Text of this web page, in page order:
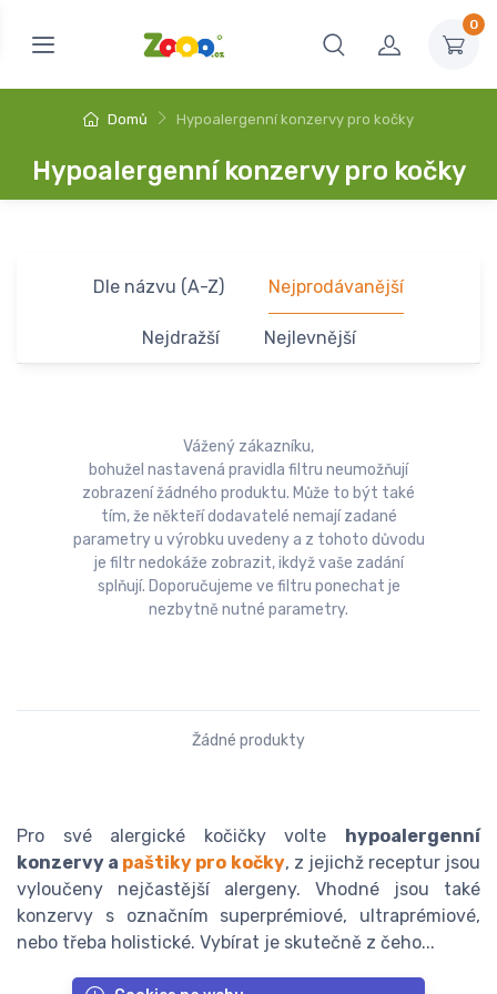
0
Domů Hypoalergenní konzervy pro kočky
Hypoalergenní konzervy pro kočky
Dle názvu (A-Z) Nejprodávanější
Nejdražší Nejlevnější
Vážený zákazníku,
bohužel nastavená pravidla filtru neumožňují
zobrazení žádného produktu. Může to být také
tím, že někteří dodavatelé nemají zadané
parametry u výrobku uvedeny a z tohoto důvodu
je filtr nedokáže zobrazit, ikdyž vaše zadání
splňují. Doporučujeme ve filtru ponechat je
nezbytně nutné parametry.
Žádné produkty
Pro své alergické kočičky volte
hypoalergenní
konzervy a paštiky pro kočky, z jejichž receptur jsou
vyloučeny nejčastější alergeny. Vhodné jsou také
konzervy s označním superprémiové, ultraprémiové,
nebo třeba holistické. Vybírat je skutečně z čeho...